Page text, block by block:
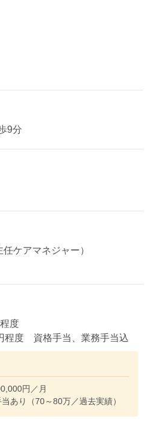
9分
ケアマネジャー）
度
程度 資格手当、業務手当込
円／月
り（70～80万／過去実績）